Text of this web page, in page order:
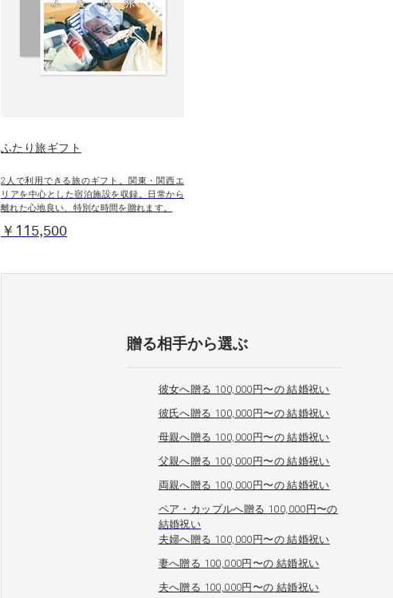
ふたり旅ギフト
2人で利用できる旅のギフト。関東・関西エ
リアを中心とした宿泊施設を収録。日常から
離れた心地良い、特別な時間を贈れます。
￥115,500
贈る相手から選ぶ
彼女へ贈る 100,000円〜の 結婚祝い
彼氏へ贈る 100,000円〜の 結婚祝い
母親へ贈る 100,000円〜の 結婚祝い
父親へ贈る 100,000円〜の 結婚祝い
両親へ贈る 100,000円〜の 結婚祝い
ペア・カップルへ贈る 100,000円〜の
結婚祝い
夫婦へ贈る 100,000円〜の 結婚祝い
妻へ贈る 100,000円〜の 結婚祝い
夫へ贈る 100,000円〜の 結婚祝い